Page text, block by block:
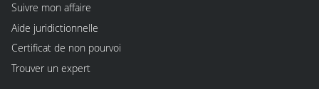
Suivre mon affaire
Aide juridictionnelle
Certificat de non pourvoi
Trouver un expert